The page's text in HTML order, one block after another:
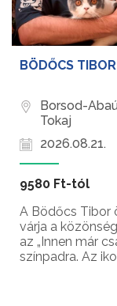
BÖDŐCS
Borsod-
Tokaj
2026.08.21.
9580 Ft-tól
A Bödőcs Tibor
várja a
az „Innen már
színpadra. Az
közéleti